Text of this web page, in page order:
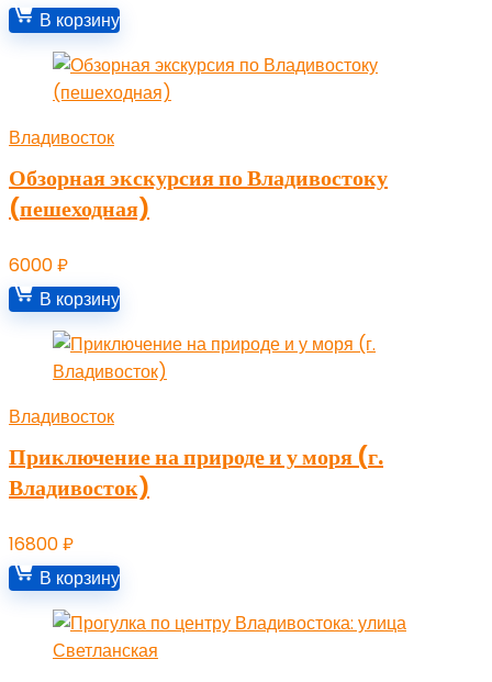
В корзину
Владивосток
Обзорная экскурсия по Владивостоку
(пешеходная)
6000₽
В корзину
Владивосток
Приключение на природе и у моря (г.
Владивосток)
16800₽
В корзину